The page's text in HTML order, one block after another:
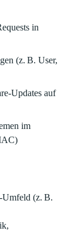
in
(z. B. User,
Updates auf
im
Umfeld (z. B.